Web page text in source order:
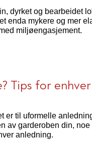
dyrket og
enda mykere og mer
miljøengasjement.
Tips for
er til uformelle
av garderoben din,
anledning.